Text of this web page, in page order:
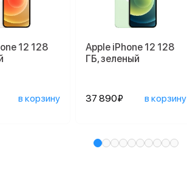
12 128
в корзину
Apple iPhone 12 128
ГБ, зеленый
37 890₽ в корзину